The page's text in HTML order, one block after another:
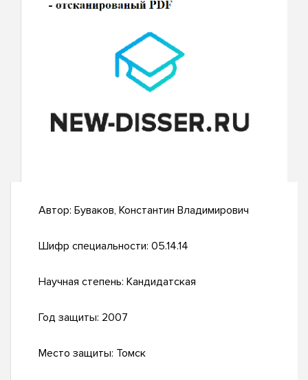
Автор: Буваков, Константин Владимирович
Шифр специальности: 05.14.14
Научная степень: Кандидатская
Год защиты: 2007
Место защиты: Томск